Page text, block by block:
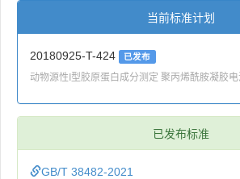
当前标准计划
20180925-T-424 已发布
动物源性I型胶原蛋白成分测定 聚丙烯酰胺凝胶
已发布标准
GB/T 38482-2021